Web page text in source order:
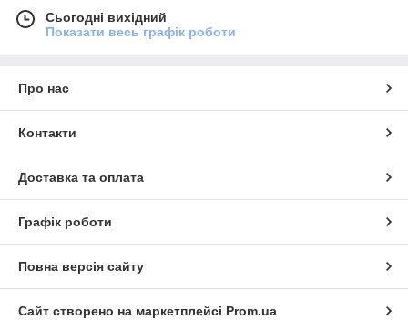
Сьогодні вихідний
Показати весь графік роботи
Про нас
Контакти
Доставка та оплата
Графік роботи
Повна версія сайту
Сайт створено на маркетплейсі Prom.ua